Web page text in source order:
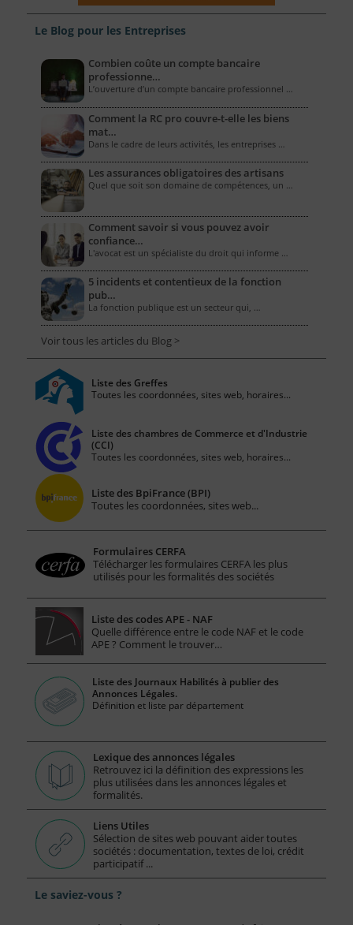
Le Blog pour les Entreprises
Combien coûte un compte bancaire
professionne…
L’ouverture d’un compte bancaire professionnel …
Comment la RC pro couvre-t-elle les biens
mat…
Dans le cadre de leurs activités, les entreprises …
Les assurances obligatoires des artisans
Quel que soit son domaine de compétences, un …
Comment savoir si vous pouvez avoir
confiance…
L'avocat est un spécialiste du droit qui informe …
5 incidents et contentieux de la fonction
pub…
La fonction publique est un secteur qui, …
Voir tous les articles du Blog >
Liste des Greffes
Toutes les coordonnées, sites web, horaires...
Liste des chambres de Commerce et d'Industrie
(CCI)
Toutes les coordonnées, sites web, horaires...
Liste des BpiFrance (BPI)
Toutes les coordonnées, sites web...
Formulaires CERFA
Télécharger les formulaires CERFA les plus
utilisés pour les formalités des sociétés
Liste des codes APE - NAF
Quelle différence entre le code NAF et le code
APE ? Comment le trouver…
Liste des Journaux Habilités à publier des
Annonces Légales.
Définition et liste par département
Lexique des annonces légales
Retrouvez ici la définition des expressions les
plus utilisées dans les annonces légales et
formalités.
Liens Utiles
Sélection de sites web pouvant aider toutes
sociétés : documentation, textes de loi, crédit
participatif ...
Le saviez-vous ?